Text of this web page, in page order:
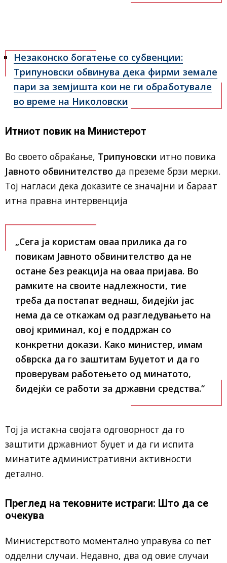
Незаконско богатење со субвенции:
Трипуновски обвинува дека фирми земале
пари за земјишта кои не ги обработувале
во време на Николовски
Итниот повик на Министерот
Во своето обраќање, Трипуновски итно повика
Јавното обвинителство да преземе брзи мерки.
Тој нагласи дека доказите се значајни и бараат
итна правна интервенција
„Сега ја користам оваа прилика да го
повикам Јавното обвинителство да не
остане без реакција на оваа пријава. Во
рамките на своите надлежности, тие
треба да постапат веднаш, бидејќи јас
нема да се откажам од разгледувањето на
овој криминал, кој е поддржан со
конкретни докази. Како министер, имам
обврска да го заштитам Буџетот и да го
проверувам работењето од минатото,
бидејќи се работи за државни средства.“
Тој ја истакна својата одговорност да го
заштити државниот буџет и да ги испита
минатите административни активности
детално.
Преглед на тековните истраги: Што да се
очекува
Министерството моментално управува со пет
одделни случаи. Недавно, два од овие случаи